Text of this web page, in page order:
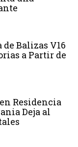
de Balizas V16
a Partir de
Residencia
Deja al